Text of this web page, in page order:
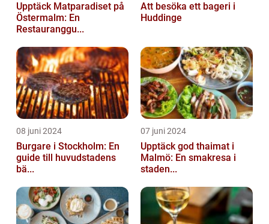
Upptäck Matparadiset på
Östermalm: En
Restauranggu...
Att besöka ett bageri i
Huddinge
08 juni 2024
Burgare i Stockholm: En
guide till huvudstadens
bä...
07 juni 2024
Upptäck god thaimat i
Malmö: En smakresa i
staden...